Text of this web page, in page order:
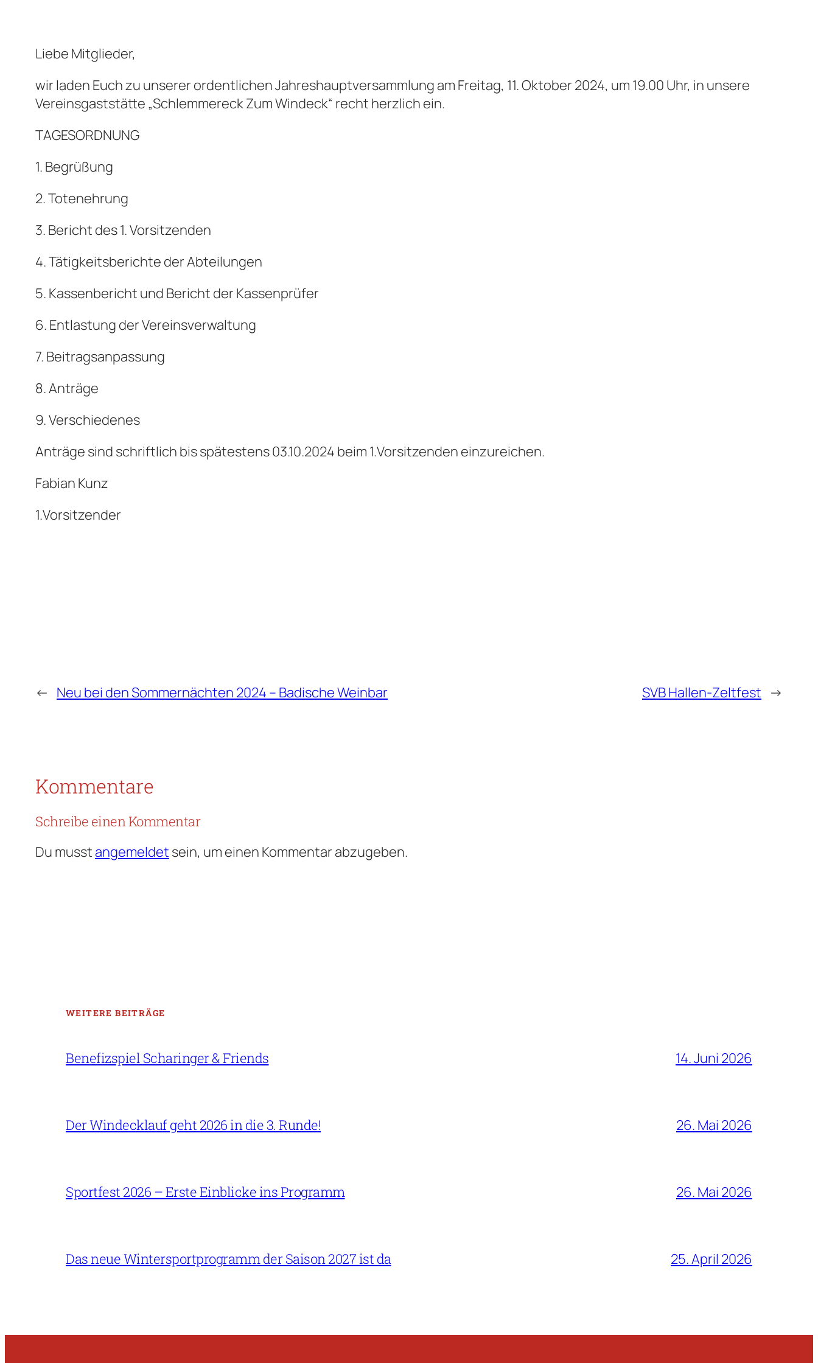
Liebe Mitglieder,
wir laden Euchzu unserer ordentlichen Jahreshauptversammlung am Freitag, 11.Oktober 2024, um 19.00 Uhr, in unsere
Vereinsgaststätte „Schlemmereck ZumWindeck“ recht herzlich ein.
TAGESORDNUNG
1. Begrüßung
2. Totenehrung
3. Bericht des 1. Vorsitzenden
4. Tätigkeitsberichte der Abteilungen
5. Kassenbericht und Bericht der Kassenprüfer
6. Entlastung der Vereinsverwaltung
7. Beitragsanpassung
8. Anträge
9. Verschiedenes
Anträge sind schriftlich bis spätestens03.10.2024 beim 1.Vorsitzenden einzureichen.
Fabian Kunz
1.Vorsitzender
← Neu bei den Sommernächten 2024 – Badische Weinbar SVB Hallen-Zeltfest →
Kommentare
Schreibe einen Kommentar
Du musst angemeldet sein, um einen Kommentar abzugeben.
WEITERE BEITRÄGE
Benefizspiel Scharinger & Friends 14. Juni 2026
Der Windecklauf geht 2026 in die 3. Runde! 26. Mai 2026
Sportfest 2026 – Erste Einblicke ins Programm 26. Mai 2026
Das neue Wintersportprogramm der Saison 2027 ist da 25. April 2026